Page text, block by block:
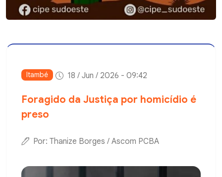
Itambé 18 / Jun / 2026 - 09:42
Foragido da Justiça por homicídio é
preso
Por: Thanize Borges / Ascom PCBA